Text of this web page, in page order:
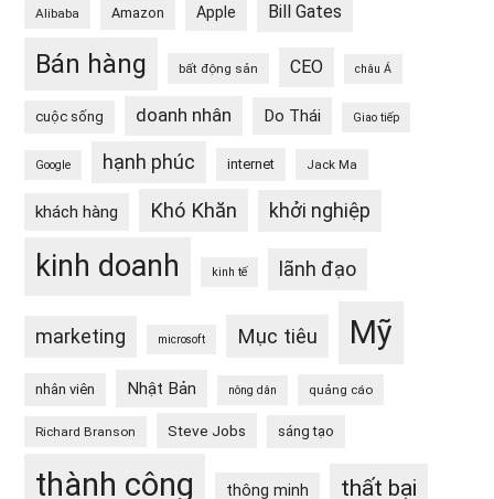
Alibaba Amazon Apple Bill Gates
Bán hàng bất động sản CEO châu Á
cuộc sống doanh nhân Do Thái Giao tiếp
Google hạnh phúc internet Jack Ma
khách hàng Khó Khăn khởi nghiệp
kinh doanh kinh tế lãnh đạo
marketing microsoft Mục tiêu Mỹ
nhân viên Nhật Bản nông dân quảng cáo
Richard Branson Steve Jobs sáng tạo
thành công thông minh thất bại